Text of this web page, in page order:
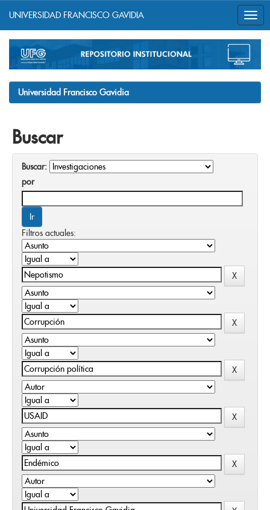
navigation
UNIVERSIDAD FRANCISCO GAVIDIA
Universidad Francisco Gavidia
Buscar
Buscar:
por
Filtros actuales: